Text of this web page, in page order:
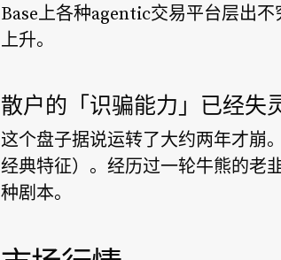
Base上各种agentic交易平台层出
上升。
散户的「识骗能力」已经失
这个盘子据说运转了大约两年才崩
经典特征）。经历过一轮牛熊的老
种剧本。